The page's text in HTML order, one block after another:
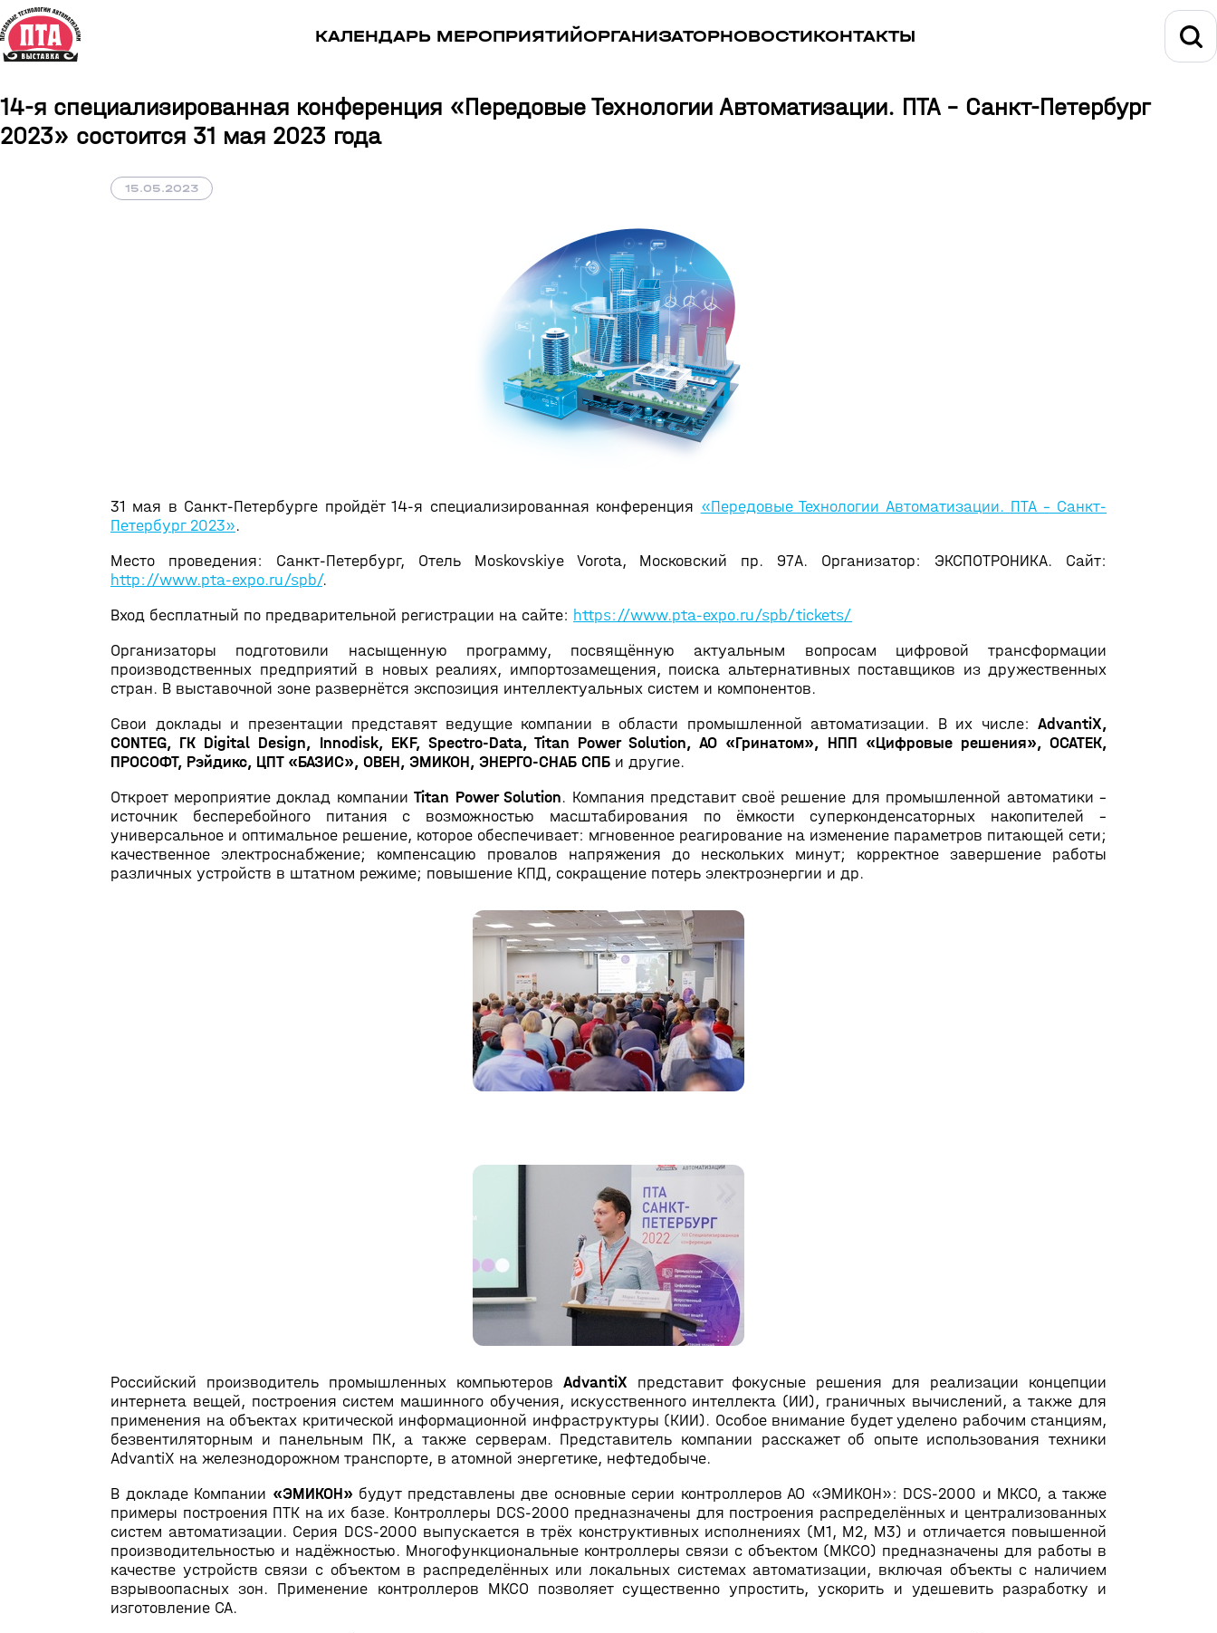
КАЛЕНДАРЬ МЕРОПРИЯТИЙОРГАНИЗАТОРНОВОСТИКОНТАКТЫ
14-я специализированная конференция «Передовые Технологии Автоматизации. ПТА – Санкт-Петербург
2023» состоится 31 мая 2023 года
15.05.2023
31 мая в Санкт-Петербурге пройдёт 14-я специализированная конференция «Передовые Технологии Автоматизации. ПТА – Санкт-
Петербург 2023».
Место проведения: Санкт-Петербург, Отель Moskovskiye Vorota, Московский пр. 97А. Организатор: ЭКСПОТРОНИКА. Сайт:
http://www.pta-expo.ru/spb/.
Вход бесплатный по предварительной регистрации на сайте: https://www.pta-expo.ru/spb/tickets/
Организаторы подготовили насыщенную программу, посвящённую актуальным вопросам цифровой трансформации
производственных предприятий в новых реалиях, импортозамещения, поиска альтернативных поставщиков из дружественных
стран. В выставочной зоне развернётся экспозиция интеллектуальных систем и компонентов.
Свои доклады и презентации представят ведущие компании в области промышленной автоматизации. В их числе: AdvantiХ,
CONTEG, ГК Digital Design, Innodisk, EKF, Spectro-Data, Titan Power Solution, АО «Гринатом», НПП «Цифровые решения», ОСАТЕК,
ПРОСОФТ, Рэйдикс, ЦПТ «БАЗИС», ОВЕН, ЭМИКОН, ЭНЕРГО-СНАБ СПБ и другие.
Откроет мероприятие доклад компании Titan Power Solution. Компания представит своё решение для промышленной автоматики –
источник бесперебойного питания с возможностью масштабирования по ёмкости суперконденсаторных накопителей –
универсальное и оптимальное решение, которое обеспечивает: мгновенное реагирование на изменение параметров питающей сети;
качественное электроснабжение; компенсацию провалов напряжения до нескольких минут; корректное завершение работы
различных устройств в штатном режиме; повышение КПД, сокращение потерь электроэнергии и др.
Российский производитель промышленных компьютеров AdvantiX представит фокусные решения для реализации концепции
интернета вещей, построения систем машинного обучения, искусственного интеллекта (ИИ), граничных вычислений, а также для
применения на объектах критической информационной инфраструктуры (КИИ). Особое внимание будет уделено рабочим станциям,
безвентиляторным и панельным ПК, а также серверам. Представитель компании расскажет об опыте использования техники
AdvantiX на железнодорожном транспорте, в атомной энергетике, нефтедобыче.
В докладе Компании «ЭМИКОН» будут представлены две основные серии контроллеров АО «ЭМИКОН»: DCS-2000 и МКСО, а также
примеры построения ПТК на их базе. Контроллеры DCS-2000 предназначены для построения распределённых и централизованных
систем автоматизации. Серия DCS-2000 выпускается в трёх конструктивных исполнениях (М1, М2, М3) и отличается повышенной
производительностью и надёжностью. Многофункциональные контроллеры связи с объектом (МКСО) предназначены для работы в
качестве устройств связи с объектом в распределённых или локальных системах автоматизации, включая объекты с наличием
взрывоопасных зон. Применение контроллеров МКСО позволяет существенно упростить, ускорить и удешевить разработку и
изготовление СА.